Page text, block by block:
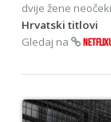
dvije žene
Hrvatski titlovi
Gledaj na